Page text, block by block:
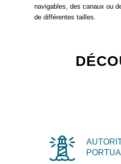
navigables, des canaux ou
de différentes tailles.